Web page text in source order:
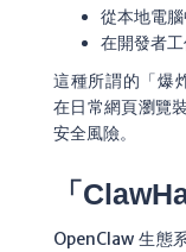
從本地電
在開發者
這種所謂的「爆
在日常網頁瀏覽
安全風險。
「
OpenClaw 生態